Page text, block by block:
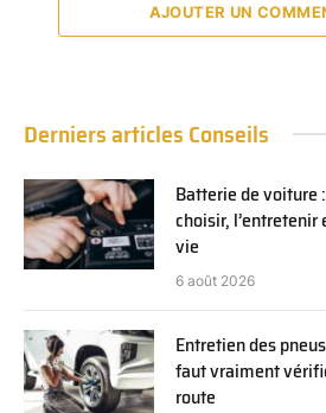
AJOUTER UN
Derniers articles Conseils
Batterie de voiture
choisir, l’entretenir
vie
6 août 2026
Entretien des
faut vraiment
route